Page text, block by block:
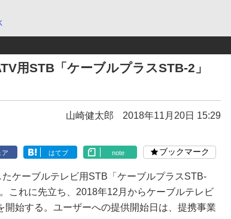
用STB「ケーブルプラスSTB-2」
山崎健太郎 2018年11月20日 15:29
ア はてブ note ブックマーク
ケーブルテレビ用STB「ケーブルプラスSTB-
これに先立ち、2018年12月からケーブルテレビ
開始する。ユーザーへの提供開始日は、提携事業